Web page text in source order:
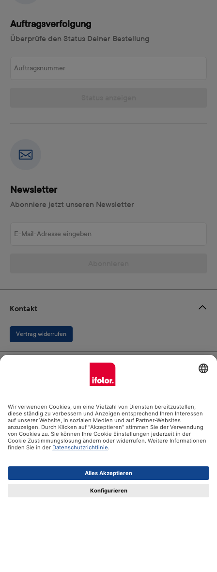
Auftragsverfolgung
Überprüfe den Status Deiner Bestellung
Newsletter
Abonniere jetzt unseren Newsletter
Kontakt
Vertrag widerrufen
Unsere Produkte
Hilfe